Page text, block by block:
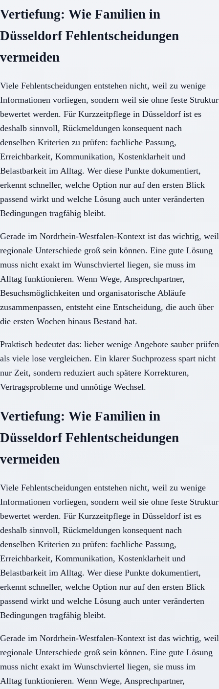
Vertiefung: Wie Familien in
Düsseldorf Fehlentscheidungen
vermeiden
Viele Fehlentscheidungen entstehen nicht, weil zu wenige
Informationen vorliegen, sondern weil sie ohne feste Struktur
bewertet werden. Für Kurzzeitpflege in Düsseldorf ist es
deshalb sinnvoll, Rückmeldungen konsequent nach
denselben Kriterien zu prüfen: fachliche Passung,
Erreichbarkeit, Kommunikation, Kostenklarheit und
Belastbarkeit im Alltag. Wer diese Punkte dokumentiert,
erkennt schneller, welche Option nur auf den ersten Blick
passend wirkt und welche Lösung auch unter veränderten
Bedingungen tragfähig bleibt.
Gerade im Nordrhein-Westfalen-Kontext ist das wichtig, weil
regionale Unterschiede groß sein können. Eine gute Lösung
muss nicht exakt im Wunschviertel liegen, sie muss im
Alltag funktionieren. Wenn Wege, Ansprechpartner,
Besuchsmöglichkeiten und organisatorische Abläufe
zusammenpassen, entsteht eine Entscheidung, die auch über
die ersten Wochen hinaus Bestand hat.
Praktisch bedeutet das: lieber wenige Angebote sauber prüfen
als viele lose vergleichen. Ein klarer Suchprozess spart nicht
nur Zeit, sondern reduziert auch spätere Korrekturen,
Vertragsprobleme und unnötige Wechsel.
Vertiefung: Wie Familien in
Düsseldorf Fehlentscheidungen
vermeiden
Viele Fehlentscheidungen entstehen nicht, weil zu wenige
Informationen vorliegen, sondern weil sie ohne feste Struktur
bewertet werden. Für Kurzzeitpflege in Düsseldorf ist es
deshalb sinnvoll, Rückmeldungen konsequent nach
denselben Kriterien zu prüfen: fachliche Passung,
Erreichbarkeit, Kommunikation, Kostenklarheit und
Belastbarkeit im Alltag. Wer diese Punkte dokumentiert,
erkennt schneller, welche Option nur auf den ersten Blick
passend wirkt und welche Lösung auch unter veränderten
Bedingungen tragfähig bleibt.
Gerade im Nordrhein-Westfalen-Kontext ist das wichtig, weil
regionale Unterschiede groß sein können. Eine gute Lösung
muss nicht exakt im Wunschviertel liegen, sie muss im
Alltag funktionieren. Wenn Wege, Ansprechpartner,